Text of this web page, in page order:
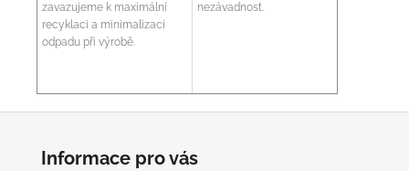
zavazujeme k maximální
recyklaci a minimalizaci
odpadu při výrobě.
nezávadnost.
Informace pro vás